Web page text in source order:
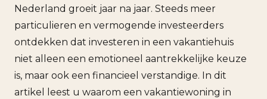
Nederland groeit jaar na jaar. Steeds meer
particulieren en vermogende investeerders
ontdekken dat investeren in een vakantiehuis
niet alleen een emotioneel aantrekkelijke keuze
is, maar ook een financieel verstandige. In dit
artikel leest u waarom een vakantiewoning in